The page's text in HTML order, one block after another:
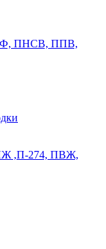
ПНСВ, ППВ,
,П-274, ПВЖ,